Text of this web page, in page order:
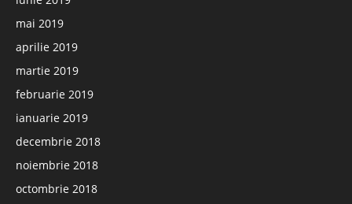
mai 2019
aprilie 2019
martie 2019
februarie 2019
ianuarie 2019
decembrie 2018
noiembrie 2018
octombrie 2018